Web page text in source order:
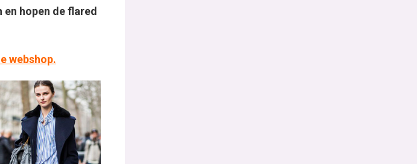
hopen de flared
webshop.